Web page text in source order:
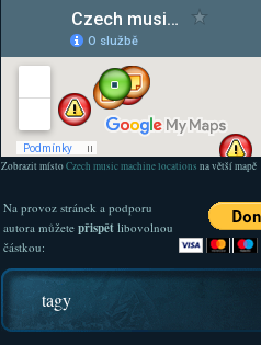
Zobrazit místoCzech music machine locations na větší mapě
Na provoz stránek a podporu
autora můžete přispětlibovolnou
částkou:
tagy